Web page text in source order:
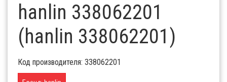
hanlin 338062201
(hanlin 338062201)
Код производителя: 338062201